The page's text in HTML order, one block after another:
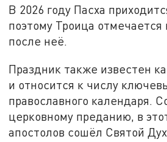
В 2026 году Пасха
поэтому Троица отмечается
после неё.
Праздник также известен
и относится к числу
православного календаря.
церковному преданию, в
апостолов сошёл Святой